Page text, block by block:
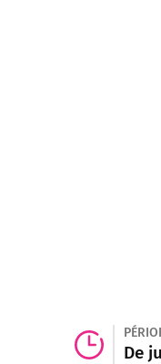
De